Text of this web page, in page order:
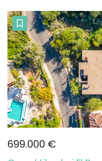
699.000 €